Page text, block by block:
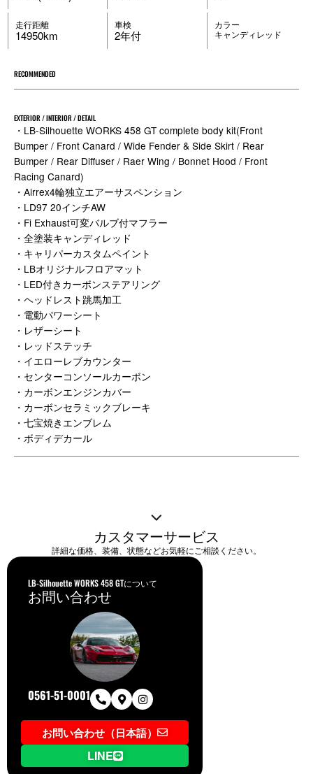
走行距離
14950km
車検
2年付
カラー
キャンディレッド
RECOMMENDED
EXTERIOR / INTERIOR / DETAIL
・LB-Silhouette WORKS 458 GT complete body kit(Front
Bumper / Front Canard / Wide Fender & Side Skirt / Rear
Bumper / Rear Diffuser / Raer Wing / Bonnet Hood / Front
Racing Canard)
・Airrex4輪独立エアーサスペンション
・LD97 20インチAW
・Fi Exhaust可変バルブ付マフラー
・全塗装キャンディレッド
・キャリパーカスタムペイント
・LBオリジナルフロアマット
・LED付きカーボンステアリング
・ヘッドレスト跳馬加工
・電動パワーシート
・レザーシート
・レッドステッチ
・イエローレブカウンター
・センターコンソールカーボン
・カーボンエンジンカバー
・カーボンセラミックブレーキ
・七宝焼きエンブレム
・ボディデカール
カスタマーサービス
詳細な価格、装備、状態などお気軽にご相談ください。
LB-Silhouette WORKS 458 GTについて
お問い合わせ
0561-51-0001
お問い合わせ（日本語）
LINE